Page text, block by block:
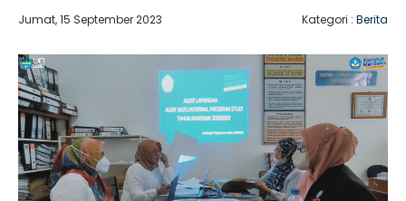
Jumat, 15 September 2023 Kategori : Berita